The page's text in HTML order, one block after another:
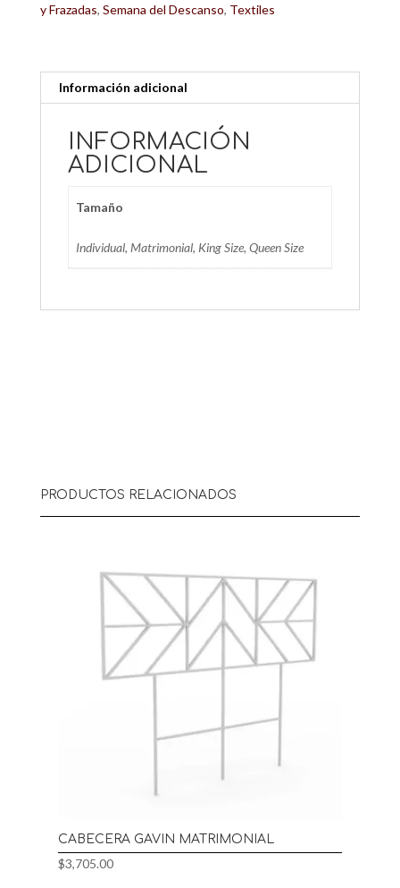
y Frazadas, Semana del Descanso, Textiles
Información adicional
INFORMACIÓN
ADICIONAL
Tamaño
Individual, Matrimonial, King Size, Queen Size
PRODUCTOS RELACIONADOS
CABECERA GAVIN MATRIMONIAL
$3,705.00